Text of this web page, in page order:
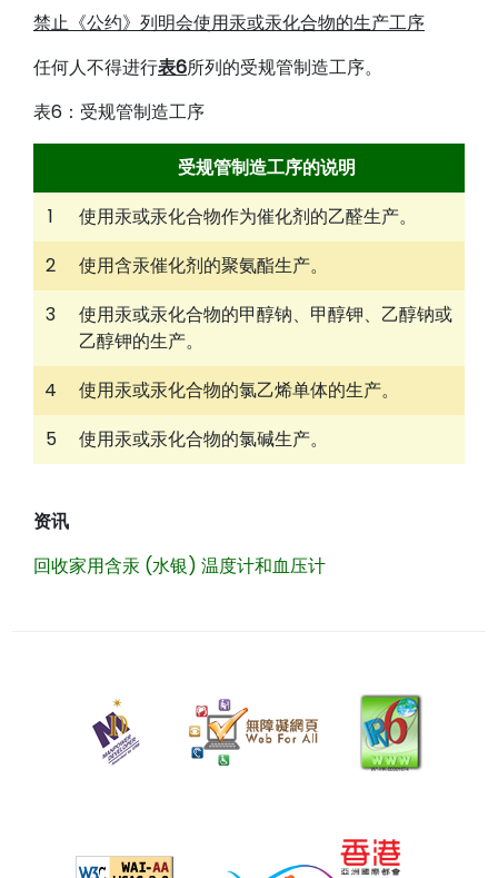
禁止《公约》列明会使用汞或汞化合物的生产工序
任何人不得进行表6所列的受规管制造工序。
表6：受规管制造工序
受规管制造工序的说明
1
使用汞或汞化合物作为催化剂的乙醛生产。
2
使用含汞催化剂的聚氨酯生产。
3
使用汞或汞化合物的甲醇钠、甲醇钾、乙醇钠或
乙醇钾的生产。
4
使用汞或汞化合物的氯乙烯单体的生产。
5
使用汞或汞化合物的氯碱生产。
资讯
回收家用含汞 (水银) 温度计和血压计